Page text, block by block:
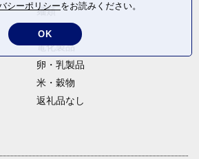
麺類
野菜
電化製品
卵・乳製品
米・穀物
返礼品なし
シーポリシーをお読みください。
OK